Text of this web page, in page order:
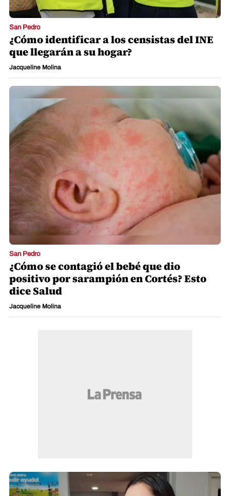
San Pedro
¿Cómo identificar a los censistas del INE
que llegarán a su hogar?
Jacqueline Molina
San Pedro
¿Cómo se contagió el bebé que dio
positivo por sarampión en Cortés? Esto
dice Salud
Jacqueline Molina